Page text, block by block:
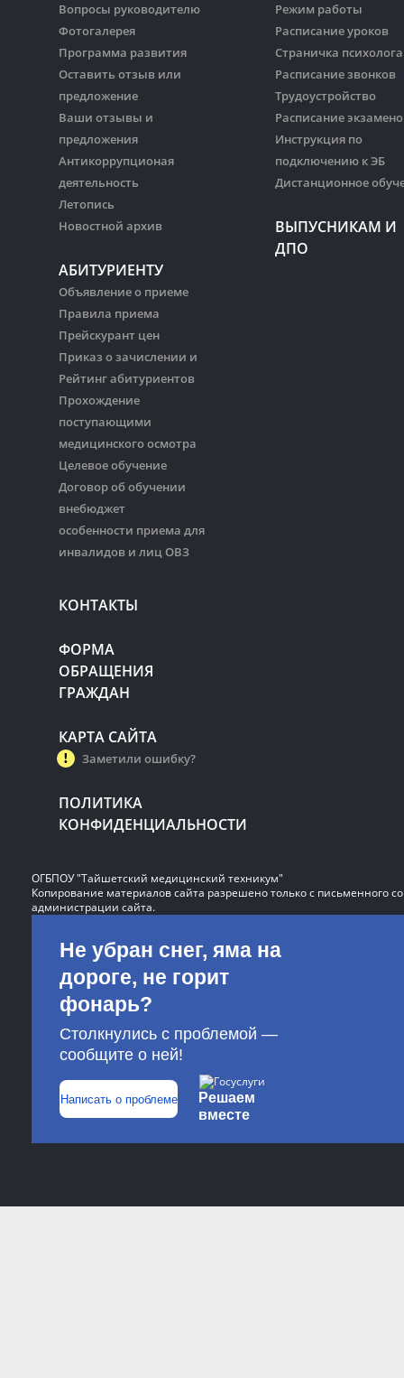
Вопросы руководителю
Фотогалерея
Программа развития
Оставить отзыв или
предложение
Ваши отзывы и
предложения
Антикоррупционая
деятельность
Летопись
Новостной архив
АБИТУРИЕНТУ
Объявление о приеме
Правила приема
Прейскурант цен
Приказ о зачислении и
Рейтинг абитуриентов
Прохождение
поступающими
медицинского осмотра
Целевое обучение
Договор об обучении
внебюджет
особенности приема для
инвалидов и лиц ОВЗ
Режим работы
Расписание уроков
Страничка психолога
Расписание звонков
Трудоустройство
Расписание
Инструкция по
подключению к ЭБ
Дистанционное
ВЫПУСНИКАМ И
ДПО
КОНТАКТЫ
ФОРМА
ОБРАЩЕНИЯ
ГРАЖДАН
КАРТА САЙТА
Заметили ошибку?
ПОЛИТИКА
КОНФИДЕНЦИАЛЬНОСТИ
ОГБПОУ "Тайшетский медицинский техникум"
Копирование материалов сайта разрешено только с письменного
администрации сайта.
Не убран снег, яма на
дороге, не горит
фонарь?
Столкнулись с проблемой —
сообщите о ней!
Написать о проблеме
Решаем
вместе